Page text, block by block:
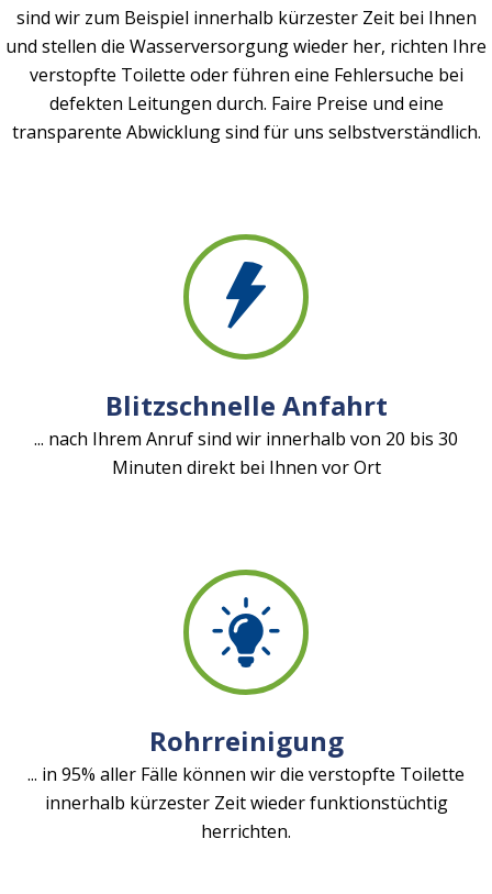
sind wir zum Beispiel innerhalb kürzester Zeit bei Ihnen
und stellen die Wasserversorgung wieder her, richten Ihre
verstopfte Toilette oder führen eine Fehlersuche bei
defekten Leitungen durch. Faire Preise und eine
transparente Abwicklung sind für uns selbstverständlich.
Blitzschnelle Anfahrt
... nach Ihrem Anruf sind wir innerhalb von 20 bis 30
Minuten direkt bei Ihnen vor Ort
Rohrreinigung
... in 95% aller Fälle können wir die verstopfte Toilette
innerhalb kürzester Zeit wieder funktionstüchtig
herrichten.